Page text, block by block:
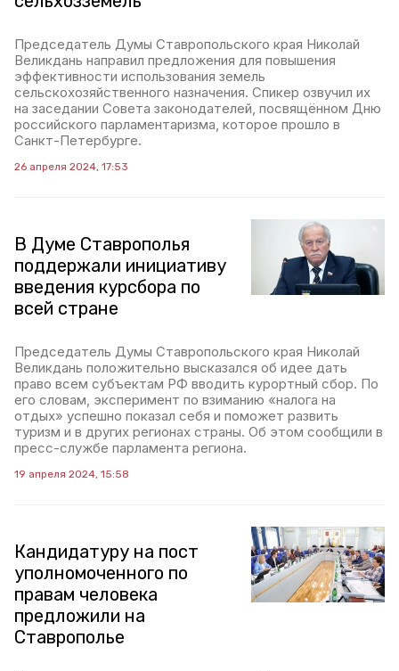
Председатель Думы Ставропольского края Николай
Великдань направил предложения для повышения
эффективности использования земель
сельскохозяйственного назначения. Спикер озвучил их
на заседании Совета законодателей, посвящённом Дню
российского парламентаризма, которое прошло в
Санкт-Петербурге.
26 апреля 2024, 17:53
В Думе Ставрополья
поддержали инициативу
введения курсбора по
всей стране
Председатель Думы Ставропольского края Николай
Великдань положительно высказался об идее дать
право всем субъектам РФ вводить курортный сбор. По
его словам, эксперимент по взиманию «налога на
отдых» успешно показал себя и поможет развить
туризм и в других регионах страны. Об этом сообщили в
пресс-службе парламента региона.
19 апреля 2024, 15:58
Кандидатуру на пост
уполномоченного по
правам человека
предложили на
Ставрополье